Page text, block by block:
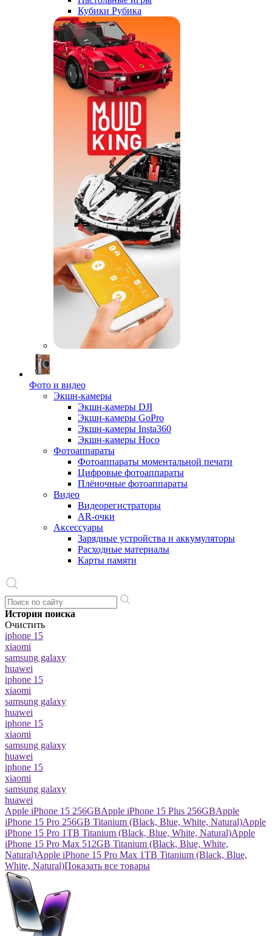
Кубики Рубика
Фото и видео
Экшн-камеры
Экшн-камеры DJI
Экшн-камеры GoPro
Экшн-камеры Insta360
Экшн-камеры Hoco
Фотоаппараты
Фотоаппараты моментальной печати
Цифровые фотоаппараты
Плёночные фотоаппараты
Видео
Видеорегистраторы
AR-очки
Аксессуары
Зарядные устройства и аккумуляторы
Расходные материалы
Карты памяти
История поиска
Очистить
iphone 15
xiaomi
samsung galaxy
huawei
iphone 15
xiaomi
samsung galaxy
huawei
iphone 15
xiaomi
samsung galaxy
huawei
iphone 15
xiaomi
samsung galaxy
huawei
Apple iPhone 15 256GBApple iPhone 15 Plus 256GBApple
iPhone 15 Pro 256GB Titanium (Black, Blue, White, Natural)Apple
iPhone 15 Pro 1TB Titanium (Black, Blue, White, Natural)Apple
iPhone 15 Pro Max 512GB Titanium (Black, Blue, White,
Natural)Apple iPhone 15 Pro Max 1TB Titanium (Black, Blue,
White, Natural)Показать все товары